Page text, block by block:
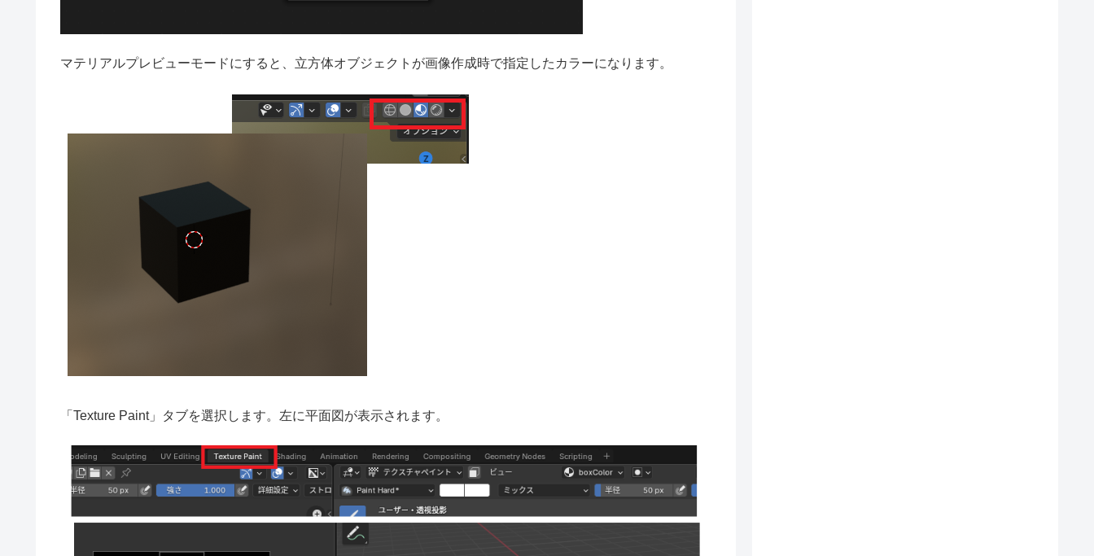
マテリアルプレビューモードにすると、立方体オブジェクトが画像作成時で指定したカラーになります。
「Texture Paint」タブを選択します。左に平面図が表示されます。